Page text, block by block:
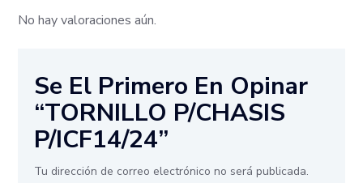
No hay valoraciones aún.
Se El Primero En Opinar
“TORNILLO P/CHASIS
P/ICF14/24”
Tu dirección de correo electrónico no será publicada.